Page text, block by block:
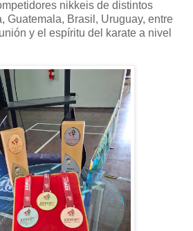
nikkeis de distintos
Guatemala, Brasil, Uruguay, entre
y el espíritu del karate a nivel